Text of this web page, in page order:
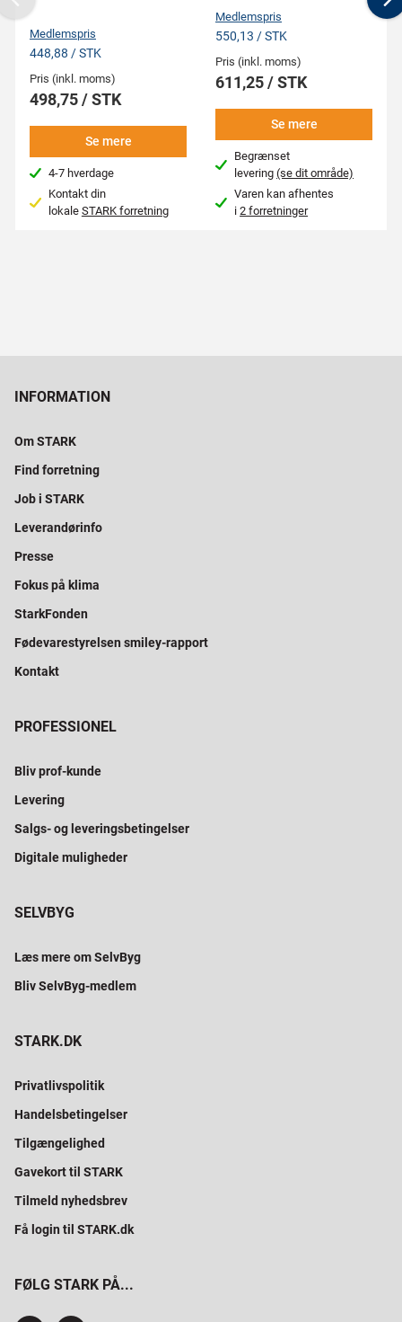
Medlemspris
448,88 / STK
Pris (inkl. moms)
498,75 / STK
Se mere
4-7 hverdage
Kontakt din
lokale STARK forretning
Medlemspris
550,13 / STK
Pris (inkl. moms)
611,25 / STK
Se mere
Begrænset
levering(se dit område)
Varen kan afhentes
i2 forretninger
Previous
INFORMATION
Om STARK
Find forretning
Job i STARK
Leverandørinfo
Presse
Fokus på klima
StarkFonden
Fødevarestyrelsen smiley-rapport
Kontakt
PROFESSIONEL
Bliv prof-kunde
Levering
Salgs- og leveringsbetingelser
Digitale muligheder
SELVBYG
Læs mere om SelvByg
Bliv SelvByg-medlem
STARK.DK
Privatlivspolitik
Handelsbetingelser
Tilgængelighed
Gavekort til STARK
Tilmeld nyhedsbrev
Få login til STARK.dk
FØLG STARK PÅ...